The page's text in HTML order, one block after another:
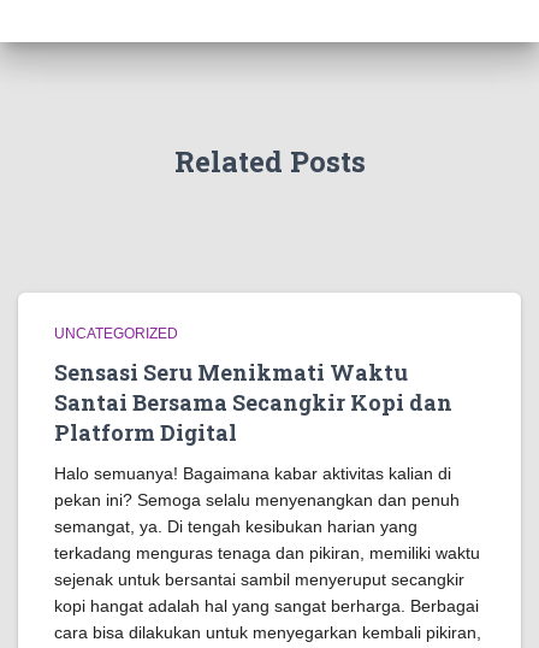
Related Posts
UNCATEGORIZED
Sensasi Seru Menikmati Waktu
Santai Bersama Secangkir Kopi dan
Platform Digital
Halo semuanya! Bagaimana kabar aktivitas kalian di
pekan ini? Semoga selalu menyenangkan dan penuh
semangat, ya. Di tengah kesibukan harian yang
terkadang menguras tenaga dan pikiran, memiliki waktu
sejenak untuk bersantai sambil menyeruput secangkir
kopi hangat adalah hal yang sangat berharga. Berbagai
cara bisa dilakukan untuk menyegarkan kembali pikiran,